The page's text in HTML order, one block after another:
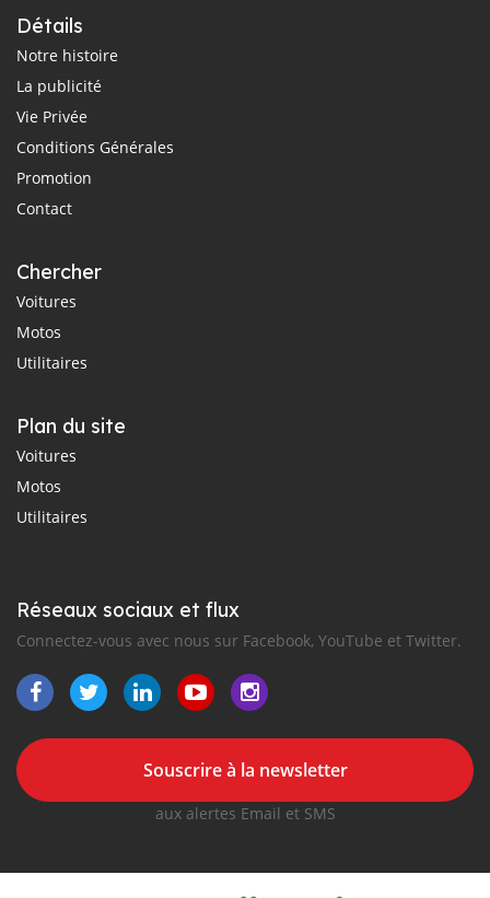
Détails
Notre histoire
La publicité
Vie Privée
Conditions Générales
Promotion
Contact
Chercher
Voitures
Motos
Utilitaires
Plan du site
Voitures
Motos
Utilitaires
Réseaux sociaux et flux
Connectez-vous avec nous sur Facebook, YouTube et Twitter.
Souscrire à la newsletter
aux alertes Email et SMS